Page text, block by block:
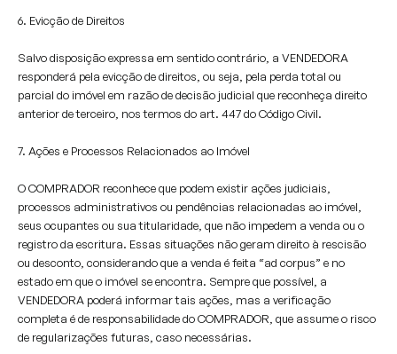
6. Evicção de Direitos
Salvo disposição expressa em sentido contrário, a VENDEDORA
responderá pela evicção de direitos, ou seja, pela perda total ou
parcial do imóvel em razão de decisão judicial que reconheça direito
anterior de terceiro, nos termos do art. 447 do Código Civil.
7. Ações e Processos Relacionados ao Imóvel
O COMPRADOR reconhece que podem existir ações judiciais,
processos administrativos ou pendências relacionadas ao imóvel,
seus ocupantes ou sua titularidade, que não impedem a venda ou o
registro da escritura. Essas situações não geram direito à rescisão
ou desconto, considerando que a venda é feita “ad corpus” e no
estado em que o imóvel se encontra. Sempre que possível, a
VENDEDORA poderá informar tais ações, mas a verificação
completa é de responsabilidade do COMPRADOR, que assume o risco
de regularizações futuras, caso necessárias.